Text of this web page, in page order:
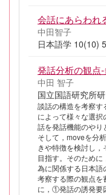
会話にあらわれ
中田智子
日本語学 10(10)
発話分析の観点
中田 智子
国立国語研究所
談話の構造を考察す
によって様々な選
話を発話機能のやり
そして，moveを分
きや特徴を検討し
目指す。そのため
為に関係する日本語
考察する際の観点を
に，①発話の誘発要